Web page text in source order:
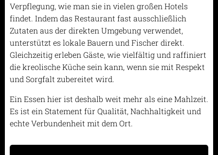
Verpflegung, wie man sie in vielen großen Hotels
findet. Indem das Restaurant fast ausschließlich
Zutaten aus der direkten Umgebung verwendet,
unterstützt es lokale Bauern und Fischer direkt.
Gleichzeitig erleben Gäste, wie vielfältig und raffiniert
die kreolische Küche sein kann, wenn sie mit Respekt
und Sorgfalt zubereitet wird.
Ein Essen hier ist deshalb weit mehr als eine Mahlzeit.
Es ist ein Statement für Qualität, Nachhaltigkeit und
echte Verbundenheit mit dem Ort.